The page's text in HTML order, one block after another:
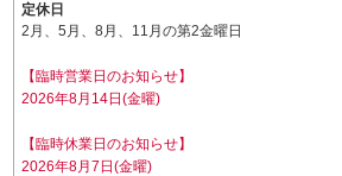
定休日
2月、5月、8月、11月の第2金曜日
【臨時営業日のお知らせ】
2026年8月14日(金曜)
【臨時休業日のお知らせ】
2026年8月7日(金曜)